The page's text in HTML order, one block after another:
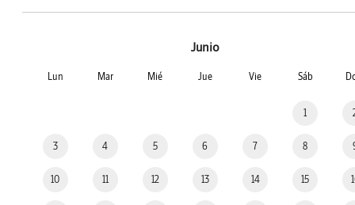
Junio
Lun Mar Mié Jue Vie Sáb
1
3 4 5 6 7 8
10 11 12 13 14 15